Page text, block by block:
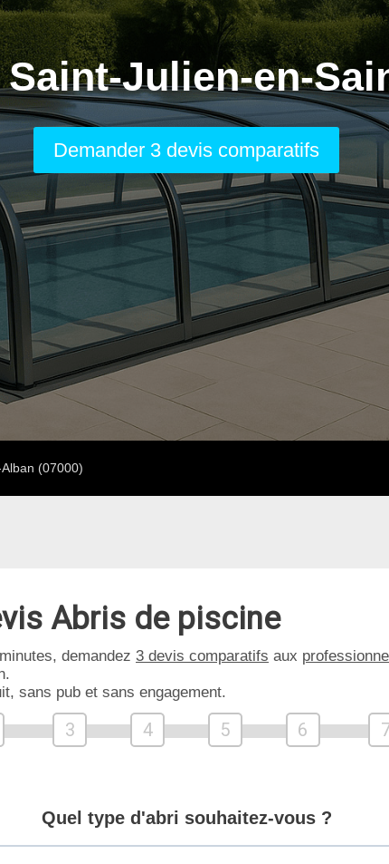
Julien-en-
Demander 3 devis comparatifs
(07000)
Abris de piscine
demandez 3 devis comparatifs aux
sans pub et sans engagement.
3 4 5 6
Quel type d'abri souhaitez-vous ?